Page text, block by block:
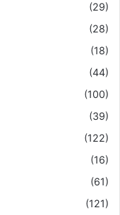
(29)
(28)
(18)
(44)
(100)
(39)
(122)
(16)
(61)
(121)